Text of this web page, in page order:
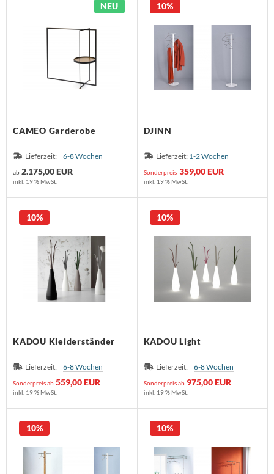
NEU
CAMEO Garderobe
Lieferzeit: 6-8 Wochen
ab 2.175,00 EUR
inkl. 19 % MwSt.
DJINN
Lieferzeit: 1-2 Wochen
Sonderpreis 359,00 EUR
10%
inkl. 19 % MwSt.
KADOU Kleiderständer
Lieferzeit: 6-8 Wochen
Sonderpreis ab 559,00 EUR
10%
inkl. 19 % MwSt.
KADOU Light
Lieferzeit: 6-8 Wochen
Sonderpreis ab 975,00 EUR
10%
inkl. 19 % MwSt.
10% 10%